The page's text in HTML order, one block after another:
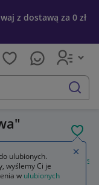
z dostawą za 0 zł
szukaj
flanelowa
ulubionych.
wyślemy Ci je
w ulubionych